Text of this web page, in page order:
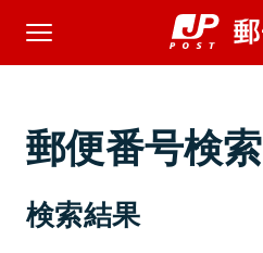
郵便番号検索
検索結果